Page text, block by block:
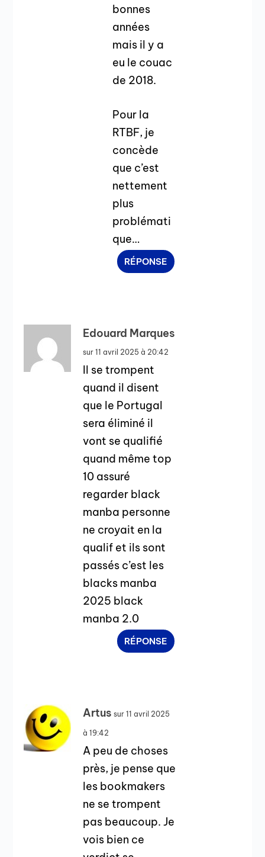
bonnes
années
mais il y a
eu le couac
de 2018.
Pour la
RTBF, je
concède
que c’est
nettement
plus
problémati
que…
RÉPONSE
Edouard Marques
sur 11 avril 2025 à 20:42
Il se trompent
quand il disent
que le Portugal
sera éliminé il
vont se qualifié
quand même top
10 assuré
regarder black
manba personne
ne croyait en la
qualif et ils sont
passés c’est les
blacks manba
2025 black
manba 2.0
RÉPONSE
Artus sur 11 avril 2025
à 19:42
A peu de choses
près, je pense que
les bookmakers
ne se trompent
pas beaucoup. Je
vois bien ce